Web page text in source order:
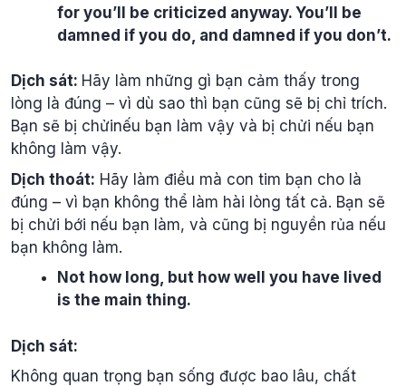
for you’ll be criticized anyway. You’ll be
damned if you do, and damned if you don’t.
Dịch sát: Hãy làm những gì bạn cảm thấy trong
lòng là đúng – vì dù sao thì bạn cũng sẽ bị chỉ trích.
Bạn sẽ bị chửinếu bạn làm vậy và bị chửi nếu bạn
không làm vậy.
Dịch thoát: Hãy làm điều mà con tim bạn cho là
đúng – vì bạn không thể làm hài lòng tất cả. Bạn sẽ
bị chửi bới nếu bạn làm, và cũng bị nguyền rủa nếu
bạn không làm.
Not how long, but how well you have lived
is the main thing.
Dịch sát:
Không quan trọng bạn sống được bao lâu, chất